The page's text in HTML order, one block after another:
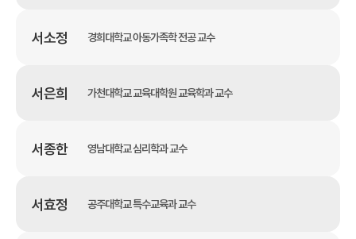
서소정 경희대학교 아동가족학 전공 교수
서은희 가천대학교 교육대학원 교육학과 교수
서종한 영남대학교 심리학과 교수
서효정 공주대학교 특수교육과 교수